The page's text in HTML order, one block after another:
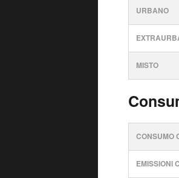
URBANO
MISTO
CONSUMO
EMISSIONI